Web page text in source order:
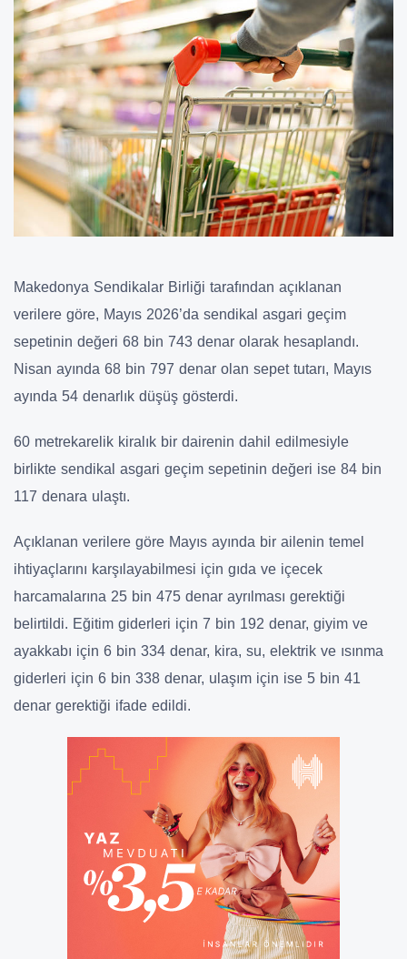
Makedonya Sendikalar Birliği tarafından açıklanan
verilere göre, Mayıs 2026’da sendikal asgari geçim
sepetinin değeri 68 bin 743 denar olarak hesaplandı.
Nisan ayında 68 bin 797 denar olan sepet tutarı, Mayıs
ayında 54 denarlık düşüş gösterdi.
60 metrekarelik kiralık bir dairenin dahil edilmesiyle
birlikte sendikal asgari geçim sepetinin değeri ise 84 bin
117 denara ulaştı.
Açıklanan verilere göre Mayıs ayında bir ailenin temel
ihtiyaçlarını karşılayabilmesi için gıda ve içecek
harcamalarına 25 bin 475 denar ayrılması gerektiği
belirtildi. Eğitim giderleri için 7 bin 192 denar, giyim ve
ayakkabı için 6 bin 334 denar, kira, su, elektrik ve ısınma
giderleri için 6 bin 338 denar, ulaşım için ise 5 bin 41
denar gerektiği ifade edildi.